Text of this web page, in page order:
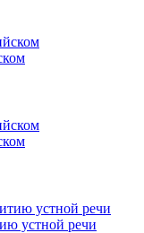
устной речи